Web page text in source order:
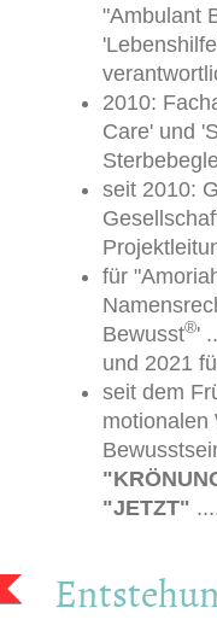
"Ambulant
2010:
Care' und
seit 2010:
für
Bewusst®'
und 2021
seit dem
motionalen
"JETZT"